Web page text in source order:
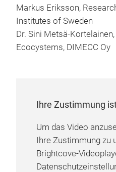
Markus Eriksson,
Institutes of Sweden
Dr. Sini Metsä-
Ecocystems, DIMECC Oy
Ihre Zustimmung
Um das Video
Ihre Zustimmung zu
Brightcove-